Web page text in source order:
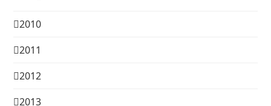
2010
2011
2012
2013